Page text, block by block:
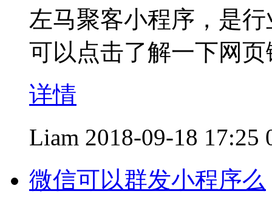
左马聚客小程序，是
可以点击了解一下网页
详情
Liam 2018-09-18 17:25
微信可以群发小程序么